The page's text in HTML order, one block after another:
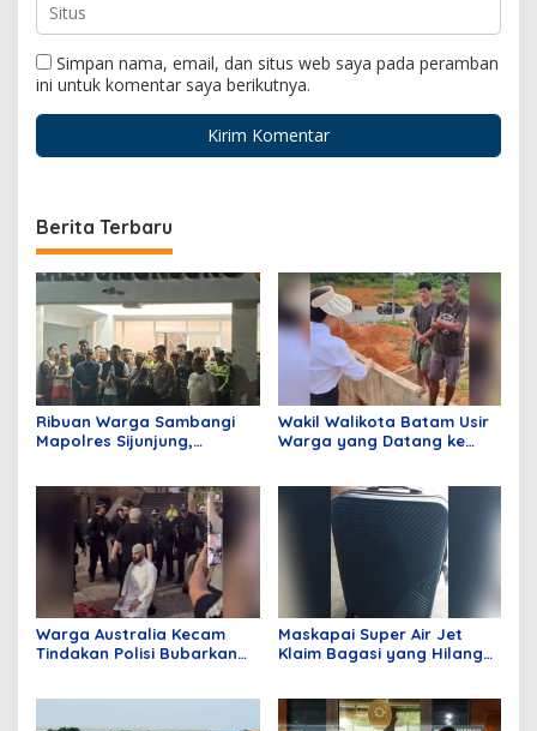
Simpan nama, email, dan situs web saya pada peramban
ini untuk komentar saya berikutnya.
Berita Terbaru
Ribuan Warga Sambangi
Mapolres Sijunjung,
Tambang Dinilai Tidak
Berimbang
Wakil Walikota Batam Usir
Warga yang Datang ke
Ucapan Li Jadi Sorotan
Publik!
Warga Australia Kecam
Tindakan Polisi Bubarkan
Maskapai Super Air Jet
Klaim Bagasi yang Hilang